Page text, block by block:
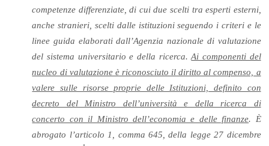
competenze differenziate, di cui due scelti tra esperti esterni,
anche stranieri, scelti dalle istituzioni seguendo i criteri e le
linee guida elaborati dall’Agenzia nazionale di valutazione
del sistema universitario e della ricerca.Ai componenti del
nucleo di valutazione è riconosciuto il diritto al compenso, a
valere sulle risorse proprie delle Istituzioni, definito con
decreto del Ministro dell’università e della ricerca di
concerto con il Ministro dell’economia e delle finanze. È
abrogato l’articolo 1, comma 645, della legge 27 dicembre